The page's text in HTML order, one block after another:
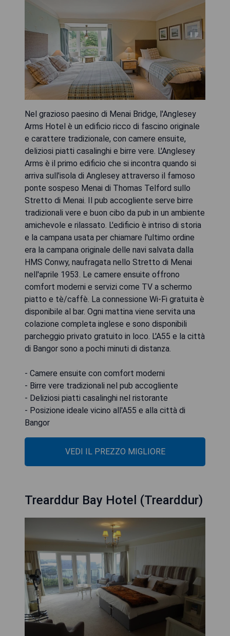
Nel grazioso paesino di Menai Bridge, l'Anglesey
Arms Hotel è un edificio ricco di fascino originale
e carattere tradizionale, con camere ensuite,
deliziosi piatti casalinghi e birre vere. L'Anglesey
Arms è il primo edificio che si incontra quando si
arriva sull'isola di Anglesey attraverso il famoso
ponte sospeso Menai di Thomas Telford sullo
Stretto di Menai. Il pub accogliente serve birre
tradizionali vere e buon cibo da pub in un ambiente
amichevole e rilassato. L'edificio è intriso di storia
e la campana usata per chiamare l'ultimo ordine
era la campana originale delle navi salvata dalla
HMS Conwy, naufragata nello Stretto di Menai
nell'aprile 1953. Le camere ensuite offrono
comfort moderni e servizi come TV a schermo
piatto e tè/caffè. La connessione Wi-Fi gratuita è
disponibile al bar. Ogni mattina viene servita una
colazione completa inglese e sono disponibili
parcheggio privato gratuito in loco. L'A55 e la città
di Bangor sono a pochi minuti di distanza.
- Camere ensuite con comfort moderni
- Birre vere tradizionali nel pub accogliente
- Deliziosi piatti casalinghi nel ristorante
- Posizione ideale vicino all'A55 e alla città di
Bangor
VEDI IL PREZZO MIGLIORE
Trearddur Bay Hotel (Trearddur)